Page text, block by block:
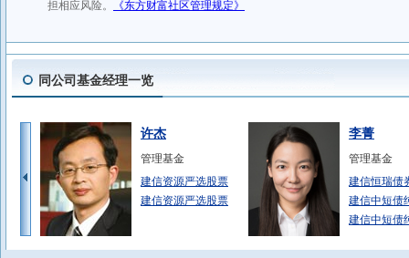
同公司基金经理一览
许杰
管理基金
建信资源严选股票
建信资源严选股票
李菁
管理基金
建信恒瑞债
建信中短债
建信中短债
梁洪昀 邵卓